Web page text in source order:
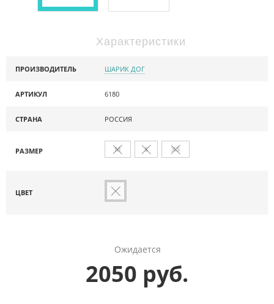
Характеристики
ПРОИЗВОДИТЕЛЬ ШАРИК ДОГ
АРТИКУЛ 6180
СТРАНА РОССИЯ
РАЗМЕР M S XS
ЦВЕТ
Ожидается
2050 руб.